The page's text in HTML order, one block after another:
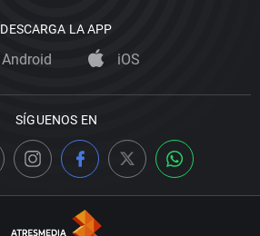
DESCARGA LA APP
Android iOS
SÍGUENOS EN